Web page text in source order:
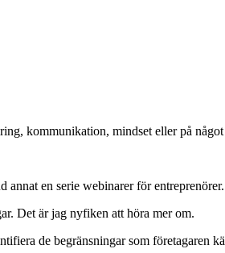
kommunikation, mindset eller på något
annat en serie webinarer för entreprenörer.
Det är jag nyfiken att höra mer om.
de begränsningar som företagaren